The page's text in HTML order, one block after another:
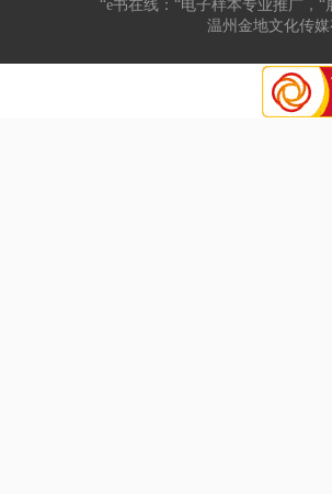
“e书在线：“电子样本专业推广，“
温州金地文化传